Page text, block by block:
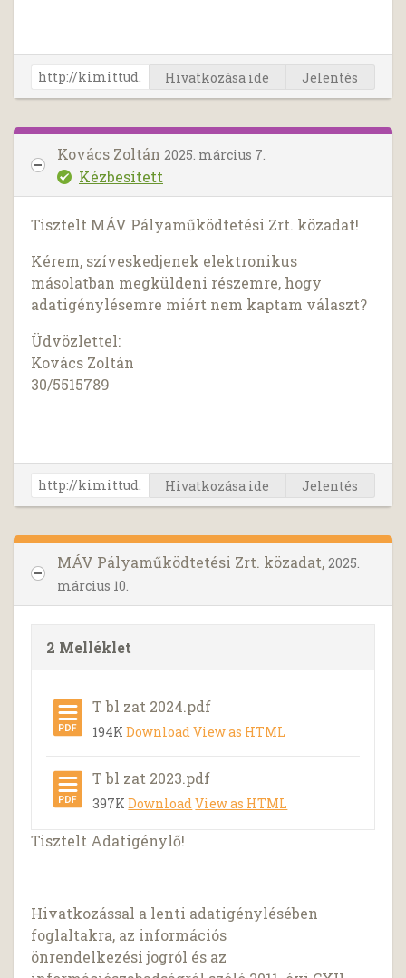
Hivatkozása ide Jelentés
Kovács Zoltán 2025. március 7.
Kézbesített
Tisztelt MÁV Pályaműködtetési Zrt. közadat!
Kérem, szíveskedjenek elektronikus
másolatban megküldeni részemre, hogy
adatigénylésemre miért nem kaptam választ?
Üdvözlettel:
Kovács Zoltán
30/5515789
Hivatkozása ide Jelentés
MÁV Pályaműködtetési Zrt. közadat, 2025.
március 10.
2 Melléklet
T bl zat 2024.pdf
194KDownload View as HTML
T bl zat 2023.pdf
397KDownload View as HTML
Tisztelt Adatigénylő!
Hivatkozással a lenti adatigénylésében
foglaltakra, az információs
önrendelkezési jogról és az